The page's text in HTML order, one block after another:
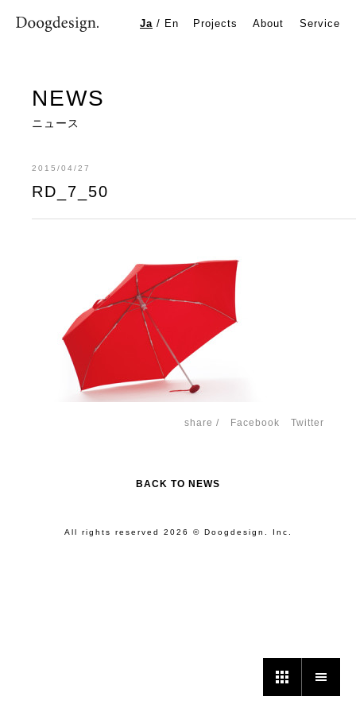
Ja / En Projects About Service
NEWS
ニュース
2015/04/27
RD_7_50
share / Facebook Twitter
BACK TO NEWS
All rights reserved 2026 © Doogdesign. Inc.